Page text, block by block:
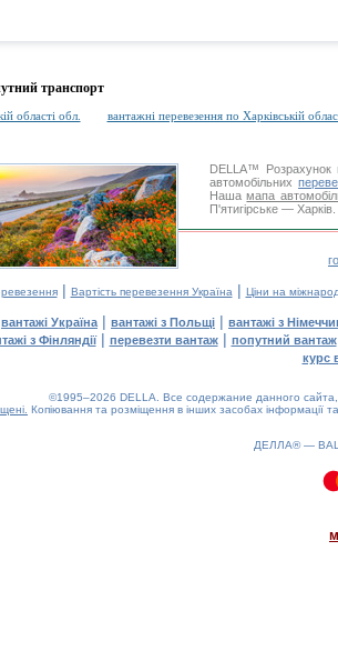
транспорт
області обл. вантажні перевезення по Харківській
DELLA™
Розрахунок
автомобільних
Нашамапа
П'ятигірське —
| Вартість перевезення Україна | Ціни на
вантажі Україна | вантажі з Польщі | вантажі з
з Фінляндії| перевезти вантаж| попутний вантаж
курс
©1995–2026 DELLA. Все содержание данного
Копіювання та розміщення в інших засобах інформації
ДЕЛЛА® —